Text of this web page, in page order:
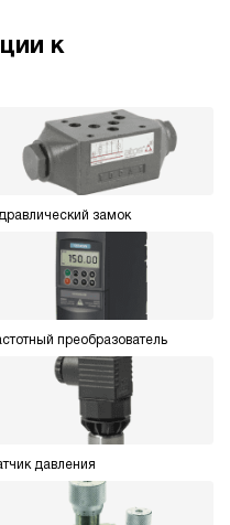
к
замок
преобразователь
давления